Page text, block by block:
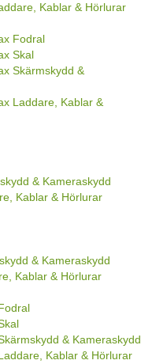
Kablar & Hörlurar
Fodral
Skal
Skärmskydd &
Laddare, Kablar &
& Kameraskydd
Kablar & Hörlurar
& Kameraskydd
Kablar & Hörlurar
& Kameraskydd
Kablar & Hörlurar